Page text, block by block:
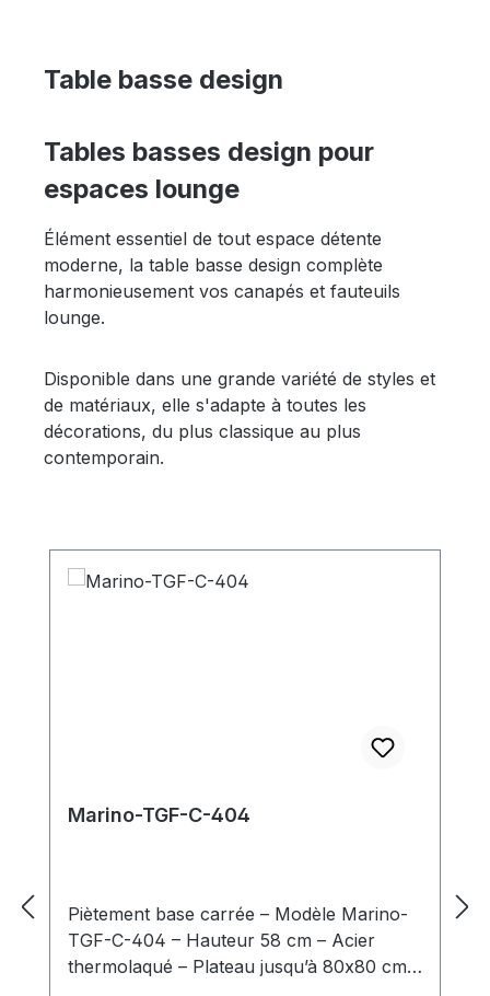
Table basse design
Tables basses design pour
espaces lounge
Élément essentiel de tout espace détente
moderne, la table basse design complète
harmonieusement vos canapés et fauteuils
lounge.
Disponible dans une grande variété de styles et
de matériaux, elle s'adapte à toutes les
décorations, du plus classique au plus
contemporain.
Marino-TGF-C-404
Piètement base carrée – Modèle Marino-
TGF-C-404 – Hauteur 58 cm – Acier
thermolaqué – Plateau jusqu’à 80x80 cm –